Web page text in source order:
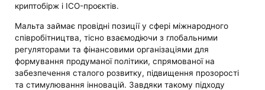
криптобірж і ICO-проєктів.
Мальта займає провідні позиції у сфері міжнародного
співробітництва, тісно взаємодіючи з глобальними
регуляторами та фінансовими організаціями для
формування продуманої політики, спрямованої на
забезпечення сталого розвитку, підвищення прозорості
та стимулювання інновацій. Завдяки такому підходу